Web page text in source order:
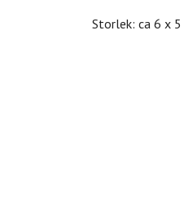
Storlek: ca 6 x 5